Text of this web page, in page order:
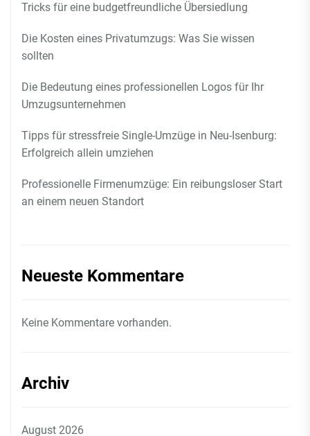
Tricks für eine budgetfreundliche Übersiedlung
Die Kosten eines Privatumzugs: Was Sie wissen
sollten
Die Bedeutung eines professionellen Logos für Ihr
Umzugsunternehmen
Tipps für stressfreie Single-Umzüge in Neu-Isenburg:
Erfolgreich allein umziehen
Professionelle Firmenumzüge: Ein reibungsloser Start
an einem neuen Standort
Neueste Kommentare
Keine Kommentare vorhanden.
Archiv
August 2026